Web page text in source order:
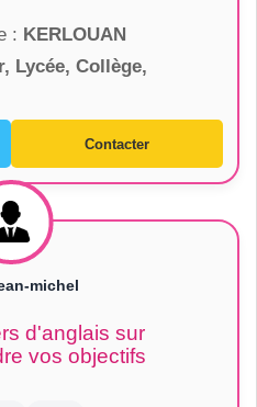
: KERLOUAN
Lycée, Collège,
Contacter
michel
d'anglais sur
vos objectifs